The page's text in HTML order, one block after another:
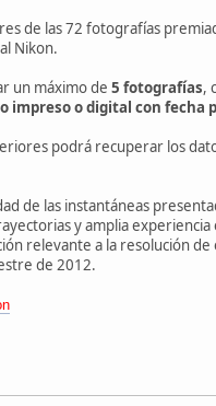
de las 72 fotografías
Nikon.
un máximo de 5 fotografías,
o digital con fecha
podrá recuperar los
de las instantáneas
y amplia
relevante a la resolución
de 2012.